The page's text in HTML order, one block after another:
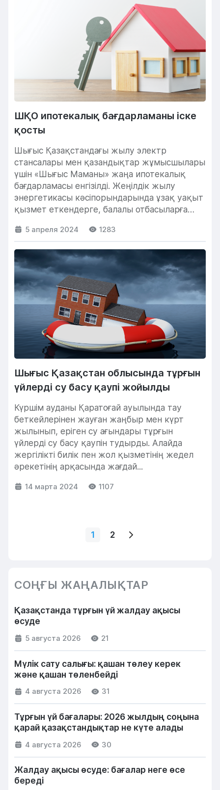
ШҚО ипотекалық бағдарламаны іске
қосты
Шығыс Қазақстандағы жылу электр
стансалары мен қазандықтар жұмысшылары
үшін «Шығыс Маманы» жаңа ипотекалық
бағдарламасы енгізілді. Жеңілдік жылу
энергетикасы кәсіпорындарында ұзақ уақыт
қызмет еткендерге, балалы отбасыларға
мүшелеріне...
5 апреля 2024 1283
Шығыс Қазақстан облысында тұрғын
үйлерді су басу қаупі жойылды
Күршім ауданы Қаратоғай ауылында тау
беткейлерінен жауған жаңбыр мен күрт
жылынып, еріген су ағындары тұрғын
үйлерді су басу қаупін тудырды. Алайда
жергілікті билік пен жол қызметінің жедел
әрекетінің арқасында жағдай...
14 марта 2024 1107
1 2
СОҢҒЫ ЖАҢАЛЫҚТАР
Қазақстанда тұрғын үй жалдау ақысы
өсуде
5 августа 2026 21
Мүлік сату салығы: қашан төлеу керек
және қашан төленбейді
4 августа 2026 31
Тұрғын үй бағалары: 2026 жылдың соңына
қарай қазақстандықтар не күте алады
4 августа 2026 30
Жалдау ақысы өсуде: бағалар неге өсе
береді